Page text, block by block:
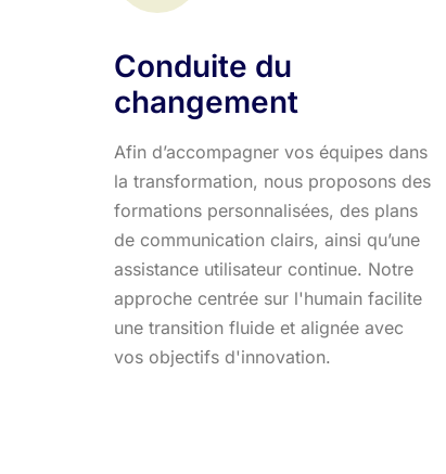
Conduite du
changement
Afin d’accompagner vos équipes dans
la transformation, nous proposons des
formations personnalisées, des plans
de communication clairs, ainsi qu’une
assistance utilisateur continue. Notre
approche centrée sur l'humain facilite
une transition fluide et alignée avec
vos objectifs d'innovation.​